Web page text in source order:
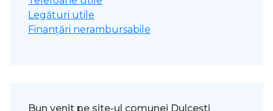
Legături utile
Finanțări nerambursabile
Bun venit pe site-ul comunei Dulcești